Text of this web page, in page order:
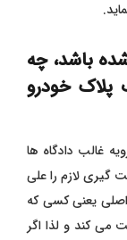
باشد، چه
پلاک خودرو
غالب دادگاه ها
گیری لازم را علی
یعنی کسی که
می کند و لذا اگر